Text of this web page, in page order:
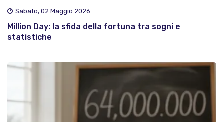
Sabato, 02 Maggio 2026
Million Day: la sfida della fortuna tra sogni e
statistiche